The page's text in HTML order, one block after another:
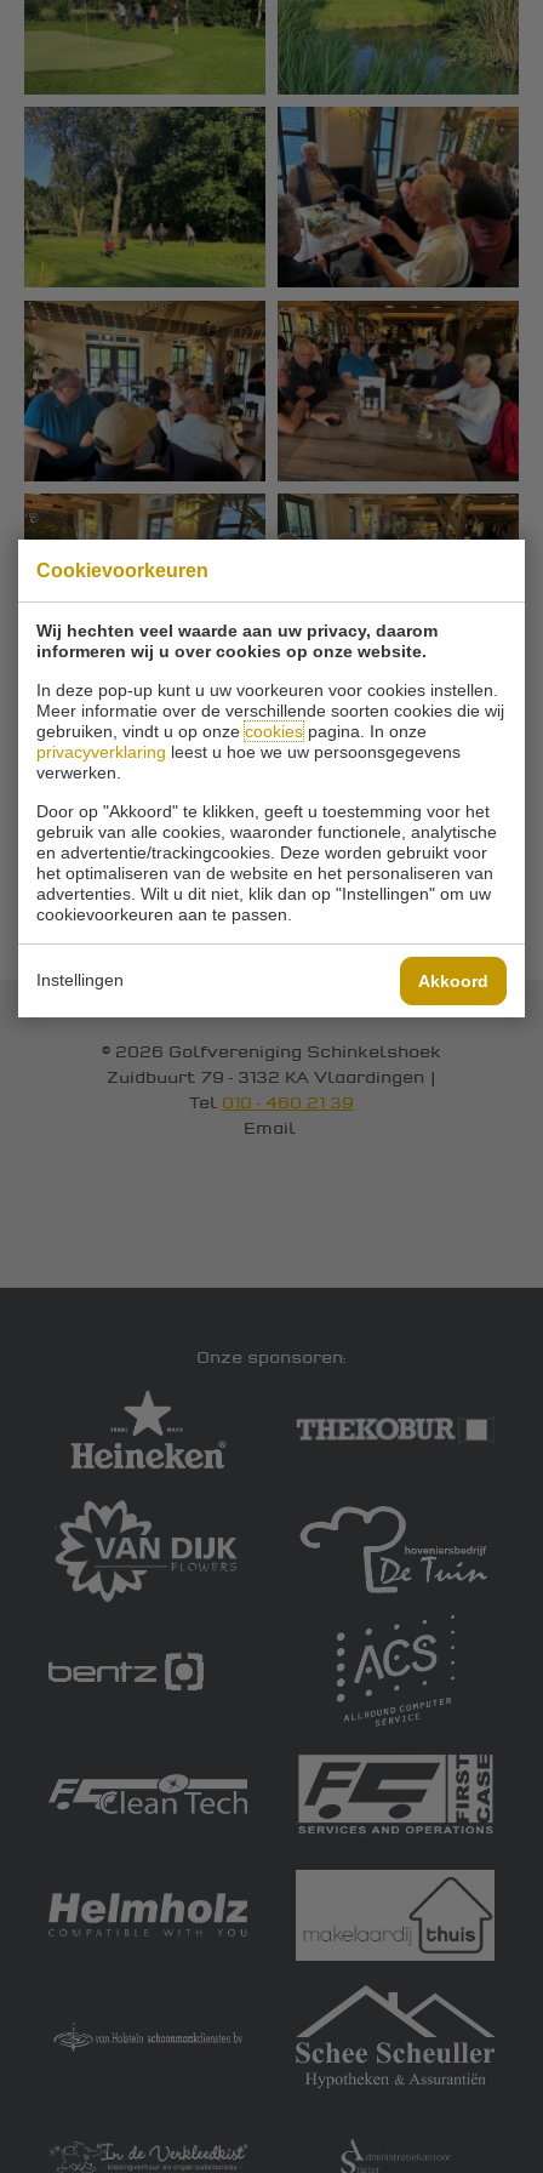
Cookievoorkeuren
Wij hechten veel waarde aan uw privacy, daarom
informeren wij u over cookies op onze website.
In deze pop-up kunt u uw voorkeuren voor cookies instellen.
Meer informatie over de verschillende soorten cookies die wij
gebruiken, vindt u op onzecookiespagina. In onze
privacyverklaring leest u hoe we uw persoonsgegevens
verwerken.
Door op "Akkoord" te klikken, geeft u toestemming voor het
gebruik van alle cookies, waaronder functionele, analytische
en advertentie/trackingcookies. Deze worden gebruikt voor
het optimaliseren van de website en het personaliseren van
advertenties. Wilt u dit niet, klik dan op "Instellingen" om uw
cookievoorkeuren aan te passen.
Instellingen Akkoord
GALERIJ OVERZICHT
© 2026 Golfvereniging Schinkelshoek
Zuidbuurt 79 - 3132 KA Vlaardingen |
Tel 010 - 460 21 39
Email
Onze sponsoren: